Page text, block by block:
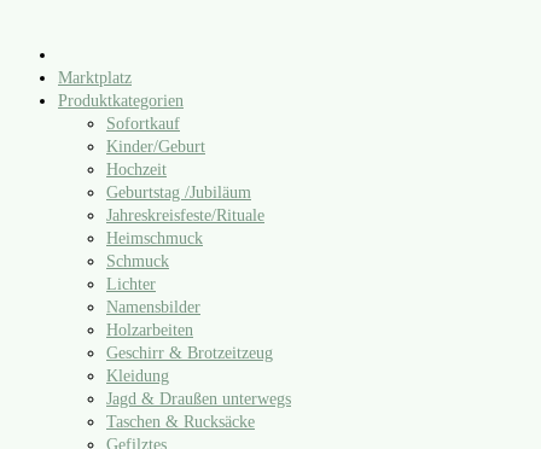
Marktplatz
Produktkategorien
Sofortkauf
Kinder/​Geburt
Hochzeit
Geburtstag /​Jubiläum
Jahreskreisfeste/​Rituale
Heimschmuck
Schmuck
Lichter
Namensbilder
Holzarbeiten
Geschirr & Brotzeitzeug
Kleidung
Jagd & Draußen unterwegs
Taschen & Rucksäcke
Gefilztes